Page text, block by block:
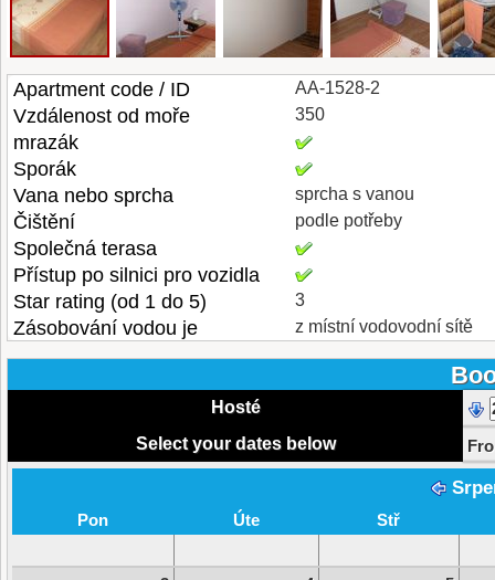
Apartment code / ID AA-1528-2
Vzdálenost od moře 350
mrazák
Sporák
Vana nebo sprcha
sprcha s vanou
Čištění podle potřeby
Společná terasa
Přístup po silnici pro vozidla
Star rating (od 1 do 5)
3
Zásobování vodou je z místní vodovodní sítě
Hosté
Select your dates below
Pon Úte Stř